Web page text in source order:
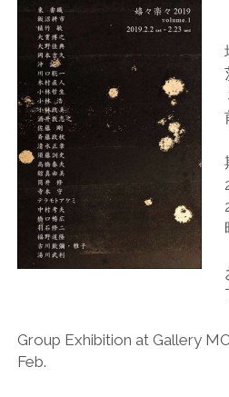
Group Exhibition at Gallery
Feb.